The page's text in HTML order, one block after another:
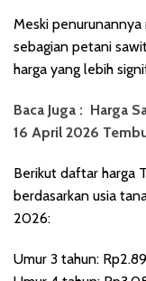
Meski
sebagian petani
harga yang lebih
Baca Juga : Harga
16 April 2026
Berikut daftar harga
berdasarkan usia
2026:
Umur 3 tahun: